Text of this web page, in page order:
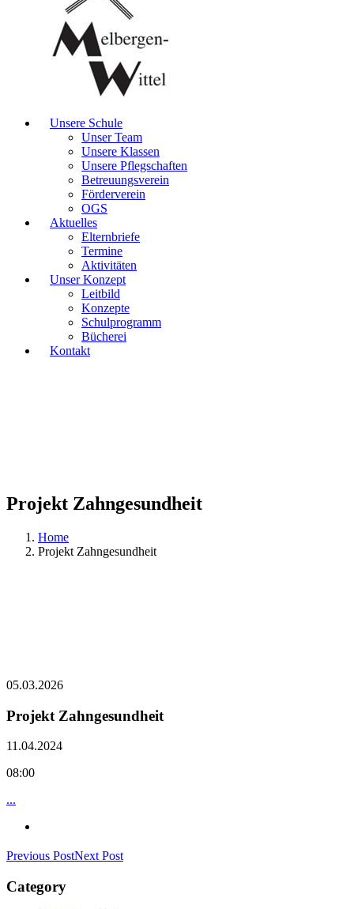
Unsere Schule
Unser Team
Unsere Klassen
Unsere Pflegschaften
Betreuungsverein
Förderverein
OGS
Aktuelles
Elternbriefe
Termine
Aktivitäten
Unser Konzept
Leitbild
Konzepte
Schulprogramm
Bücherei
Kontakt
Projekt Zahngesundheit
Home
Projekt Zahngesundheit
05.03.2026
Projekt Zahngesundheit
11.04.2024
08:00
...
Previous PostNext Post
Category